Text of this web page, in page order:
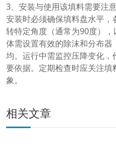
3、安装与使用该填料需要注
安装时必须确保填料盘水平
转特定角度（通常为90度）
体需设置有效的除沫和分布
均。运行中需监控压降变化
要依据。定期检查时应关注
象。
相关文章